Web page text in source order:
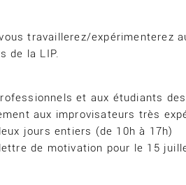
travaillerez/expérimenterez
de la LIP.
et aux étudiants
aux improvisateurs très
jours entiers (de 10h à 17h)
de motivation pour le 15